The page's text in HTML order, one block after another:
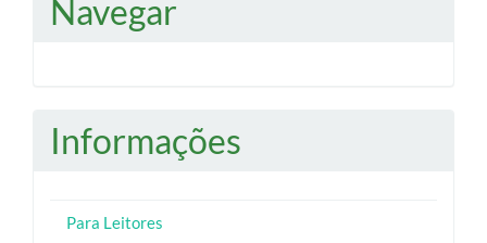
Navegar
Informações
Para Leitores